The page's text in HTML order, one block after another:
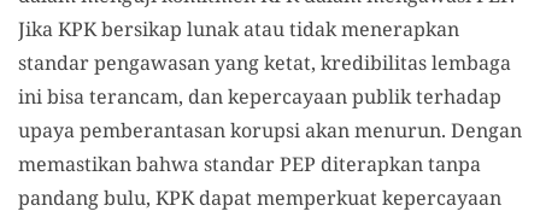
Jika KPK bersikap lunak atau tidak menerapkan
standar pengawasan yang ketat, kredibilitas lembaga
ini bisa terancam, dan kepercayaan publik terhadap
upaya pemberantasan korupsi akan menurun. Dengan
memastikan bahwa standar PEP diterapkan tanpa
pandang bulu, KPK dapat memperkuat kepercayaan